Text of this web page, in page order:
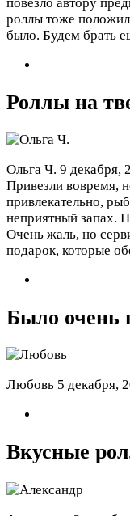
роллы тоже
было. Будем брать
Роллы на
Ольга Ч. 9 декабря,
Привезли вовремя,
привлекательно,
неприятный запах.
Очень жаль, но
подарок, которые
Было очень
Любовь 5 декабря,
Вкусные